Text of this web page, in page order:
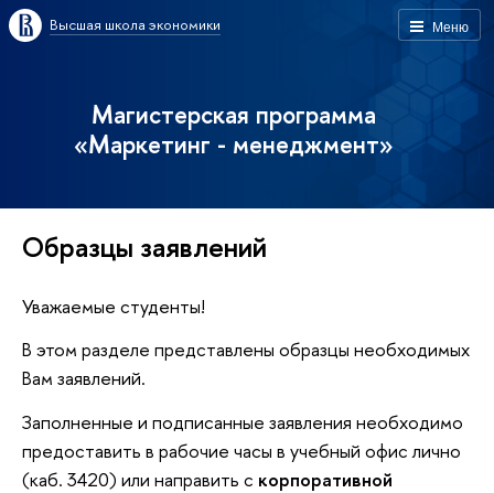
Меню
Высшая школа экономики
Магистерская программа
«Маркетинг - менеджмент»
Образцы заявлений
Уважаемые студенты!
В этом разделе представлены образцы необходимых
Вам заявлений.
Заполненные и подписанные заявления необходимо
предоставить в рабочие часы в учебный офис лично
(каб. 3420) или направить с корпоративной